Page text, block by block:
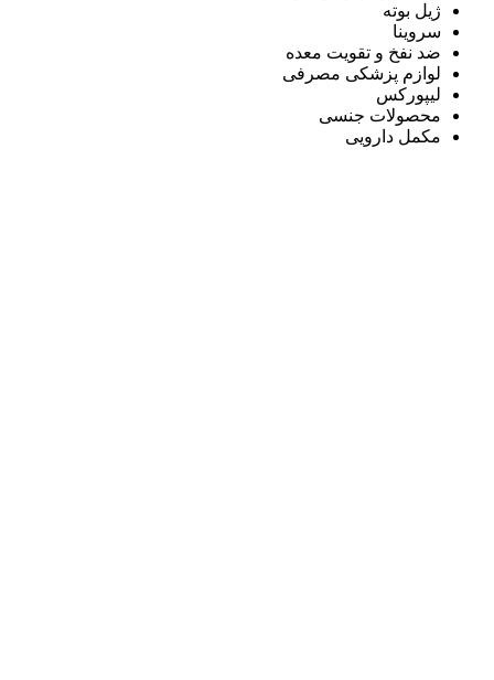
ژیل بوته
سروینا
ضد نفخ و تقویت معده
لوازم پزشکی مصرفی
لیپورکس
محصولات جنسی
مکمل دارویی